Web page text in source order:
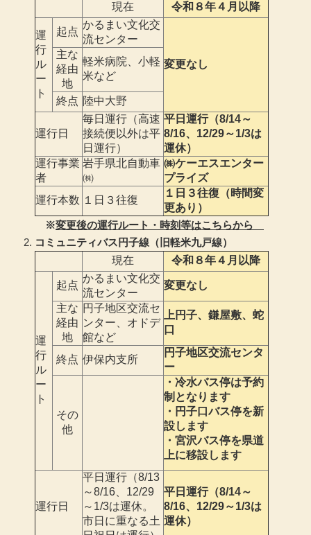
現在
令和８年４月以降
運
行
ル
ー
ト
起点
かるまい文化交
流センター
変更なし
主な
経由
地
軽米病院、小軽
米など
終点 陸中大野
運行日
毎日運行（高速
接続便以外は平
日運行）
平日運行（8/14～
8/16、12/29～1/3は
運休）
運行事業
者
岩手県北自動車
㈱
㈱ケーエスエンター
プライズ
運行本数 １日３往復
１日３往復（時間変
更あり）
※変更後の運行ルート・時刻等はこちらから
コミュニティバス円子線（旧軽米九戸線）
現在
令和８年４月以降
運
行
ル
ー
ト
起点
かるまい文化交
流センター
変更なし
主な
経由
地
円子地区交流セ
ンター、オドデ
館など
上円子、鎌屋敷、蛇
口
終点 伊保内支所
円子地区交流センタ
ー
その
他
・冷水バス停は予約
制となります
・円子口バス停を新
設します
・宮沢バス停を県道
上に移設します
運行日
平日運行（8/13
～8/16、12/29
～1/3は運休。
市日に重なる土
平日運行（8/14～
8/16、12/29～1/3は
運休）